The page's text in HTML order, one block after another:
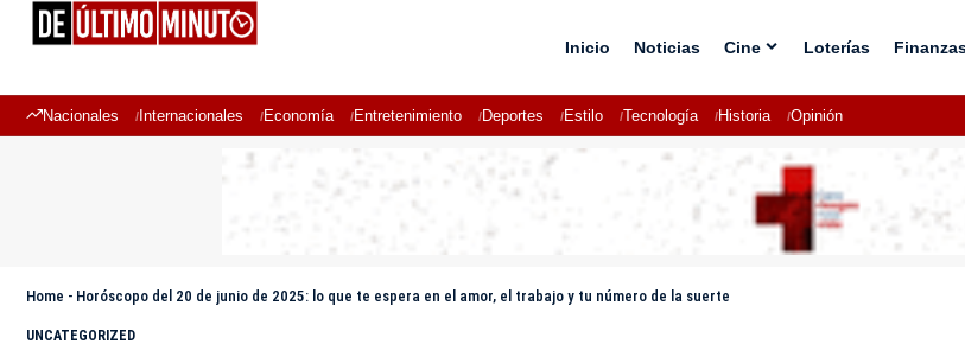
Inicio Noticias Cine Loterías
Nacionales Internacionales Economía Entretenimiento Deportes Estilo Tecnología Historia Opinión
Home - Horóscopo del 20 de junio de 2025: lo que te espera en el amor, el trabajo y tu número de la suerte
UNCATEGORIZED